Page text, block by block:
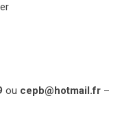
ou cepb@hotmail.fr –